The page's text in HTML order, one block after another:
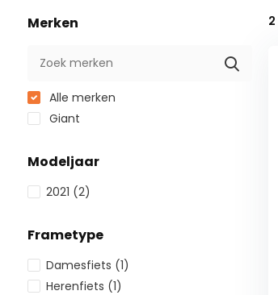
Merken
Alle merken
Giant
Modeljaar
2021 (2)
Frametype
Damesfiets (1)
Herenfiets (1)
2